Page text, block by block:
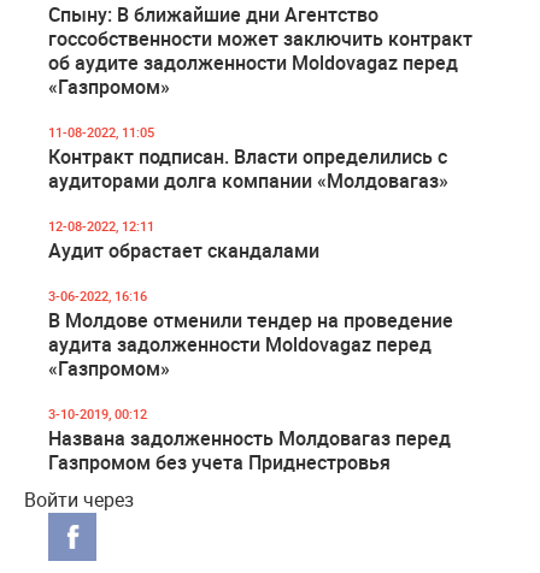
Спыну: В ближайшие дни Агентство
госсобственности может заключить контракт
об аудите задолженности Moldovagaz перед
«Газпромом»
11-08-2022, 11:05
Контракт подписан. Власти определились с
аудиторами долга компании «Молдовагаз»
12-08-2022, 12:11
Аудит обрастает скандалами
3-06-2022, 16:16
В Молдове отменили тендер на проведение
аудита задолженности Moldovagaz перед
«Газпромом»
3-10-2019, 00:12
Названа задолженность Молдовагаз перед
Газпромом без учета Приднестровья
Войти через